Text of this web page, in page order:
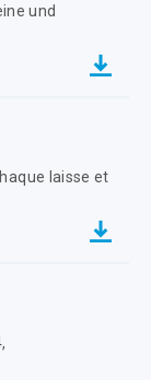
und
laisse et